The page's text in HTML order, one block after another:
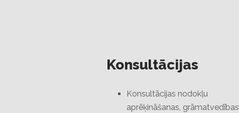
Konsultācijas
Konsultācijas nodokļu
aprēķināšanas, grāmatvedības